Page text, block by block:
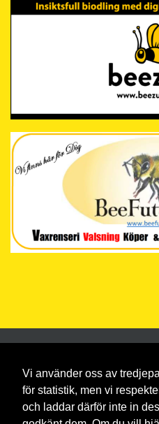
Vi använder oss av
för statistik, men vi
och laddar därför inte in